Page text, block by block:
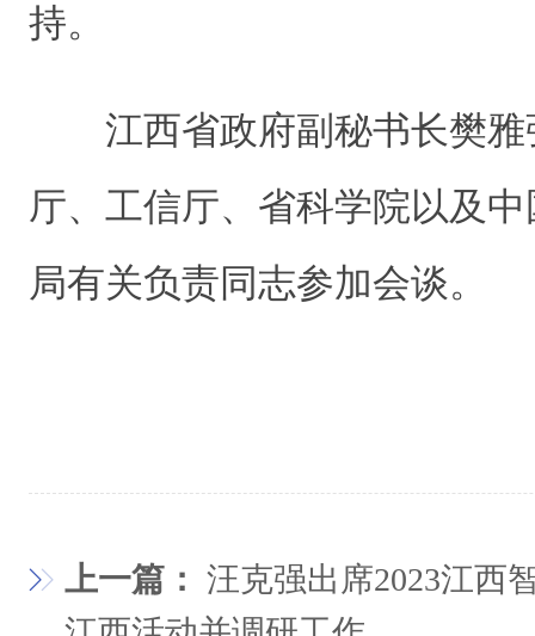
持。
江西省政府副秘书长樊
厅、工信厅、省科学院以及
局有关负责同志参加会谈。
上一篇： 汪克强出席2023江西